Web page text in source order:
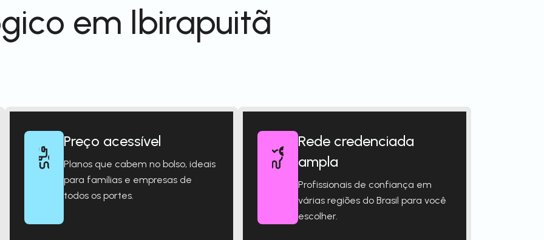
em Ibirapuitã
Preço acessível
Planos que cabem no bolso, ideais
para famílias e empresas de
todos os portes.
Rede credenciada
ampla
Profissionais de confiança em
várias regiões do Brasil para você
escolher.